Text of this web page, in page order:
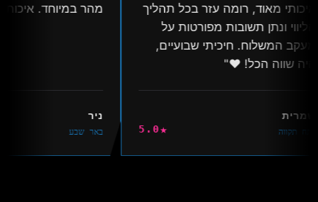
מאוד, רומה עזר בכל תהליך
ונתן תשובות מפורטות על
המשלוח. חיכיתי שבועיים,
שווה הכל! ❤️"
תקווה ★
5.0
מהר במיוחד. איכותי
ניר
באר שבע